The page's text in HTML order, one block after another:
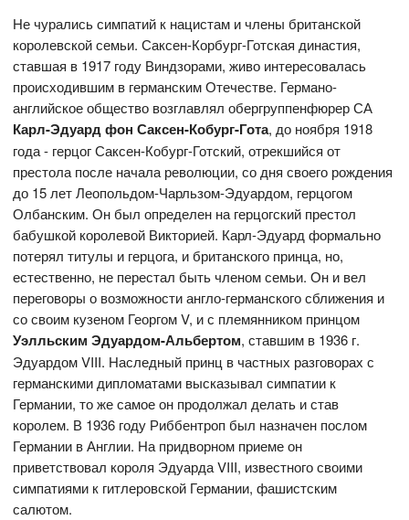
Не чурались симпатий к нацистам и члены британской
королевской семьи. Саксен-Корбург-Готская династия,
ставшая в 1917 году Виндзорами, живо интересовалась
происходившим в германским Отечестве. Германо-
английское общество возглавлял обергруппенфюрер СА
Карл-Эдуард фон Саксен-Кобург-Гота, до ноября 1918
года - герцог Саксен-Кобург-Готский, отрекшийся от
престола после начала революции, со дня своего рождения
до 15 лет Леопольдом-Чарльзом-Эдуардом, герцогом
Олбанским. Он был определен на герцогский престол
бабушкой королевой Викторией. Карл-Эдуард формально
потерял титулы и герцога, и британского принца, но,
естественно, не перестал быть членом семьи. Он и вел
переговоры о возможности англо-германского сближения и
со своим кузеном Георгом V, и с племянником принцом
Уэлльским Эдуардом-Альбертом, ставшим в 1936 г.
Эдуардом VIII. Наследный принц в частных разговорах с
германскими дипломатами высказывал симпатии к
Германии, то же самое он продолжал делать и став
королем. В 1936 году Риббентроп был назначен послом
Германии в Англии. На придворном приеме он
приветствовал короля Эдуарда VIII, известного своими
симпатиями к гитлеровской Германии, фашистским
салютом.